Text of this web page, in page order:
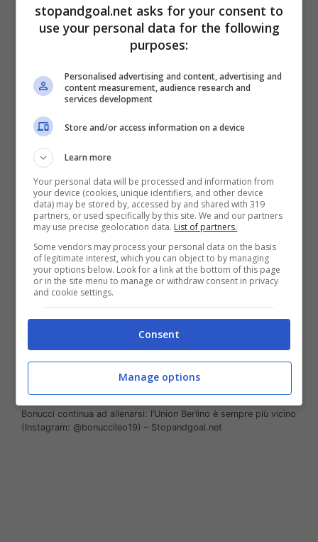
Juventus, Bonucci non si
ferma: il punto sul futuro
Un verdetto che ha lasciato di sasso il centrale
36 anni compiuti lo scorso 1°
maggio). Quest’ultimo si aspettava ben altro
già lanciato dei segnali abbastanza chiari.
Bonucci continua ad allenarsi: l’Union Berlino è sempre più vicino
(Instagram: @bonuccileo19) – Stopandgoal.net
stopandgoal.net asks for your consent to
use your personal data for the following
purposes:
Personalised advertising and content, advertising and
content measurement, audience research and
services development
Store and/or access information on a device
Learn more
Your personal data will be processed and information from
your device (cookies, unique identifiers, and other device
data) may be stored by, accessed by and shared with 319
partners, or used specifically by this site. We and our partners
may use precise geolocation data. List of partners.
Some vendors may process your personal data on the basis
of legitimate interest, which you can object to by managing
your options below. Look for a link at the bottom of this page
or in the site menu to manage or withdraw consent in privacy
and cookie settings.
Consent
Manage options